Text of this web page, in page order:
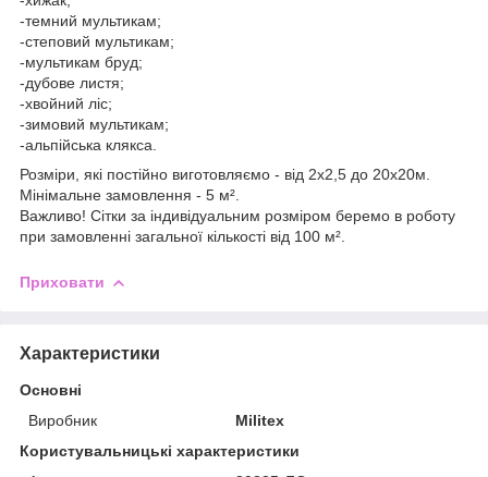
-темний мультикам;
-степовий мультикам;
-мультикам бруд;
-дубове листя;
-хвойний ліс;
-зимовий мультикам;
-альпійська клякса.
Розміри, які постійно виготовляємо - від 2х2,5 до 20х20м.
Мінімальне замовлення - 5 м².
Важливо! Сітки за індивідуальним розміром беремо в роботу
при замовленні загальної кількості від 100 м².
Приховати
Характеристики
Основні
Виробник
Militex
Користувальницькі характеристики